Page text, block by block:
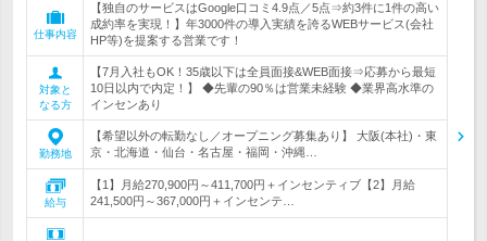
仕事内容
【独自のサービスはGoogle口コミ4.9点／5点⇒約3件に1件の高い
成約率を実現！】年3000件の導入実績を誇るWEBサービス(会社
HP等)を提案する営業です！
対象と
なる方
【7月入社もOK！35歳以下は全員面接&WEB面接⇒応募から最短
10日以内で内定！】 ◆先輩の90％は営業未経験 ◆業界高水準の
インセンあり
勤務地
【希望以外の転勤なし／オープニング募集あり】 大阪(本社)・東
京・北海道・仙台・名古屋・福岡・沖縄…
給与
【1】月給270,900円～411,700円＋インセンティブ【2】月給
241,500円～367,000円＋インセンテ…